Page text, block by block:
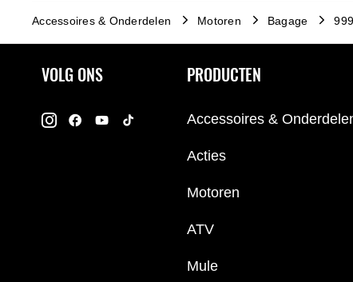
Accessoires & Onderdelen Motoren Bagage
VOLG ONS PRODUCTEN
Accessoires &
Acties
Motoren
ATV
Mule